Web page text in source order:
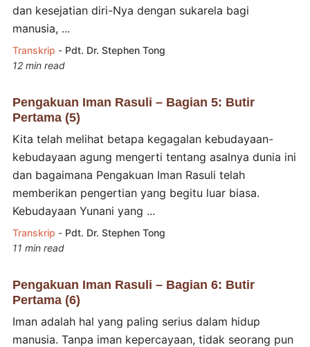
dan kesejatian diri-Nya dengan sukarela bagi
manusia, ...
Transkrip - Pdt. Dr. Stephen Tong
12 min read
Pengakuan Iman Rasuli – Bagian 5: Butir
Pertama (5)
Kita telah melihat betapa kegagalan kebudayaan-
kebudayaan agung mengerti tentang asalnya dunia ini
dan bagaimana Pengakuan Iman Rasuli telah
memberikan pengertian yang begitu luar biasa.
Kebudayaan Yunani yang ...
Transkrip - Pdt. Dr. Stephen Tong
11 min read
Pengakuan Iman Rasuli – Bagian 6: Butir
Pertama (6)
Iman adalah hal yang paling serius dalam hidup
manusia. Tanpa iman kepercayaan, tidak seorang pun